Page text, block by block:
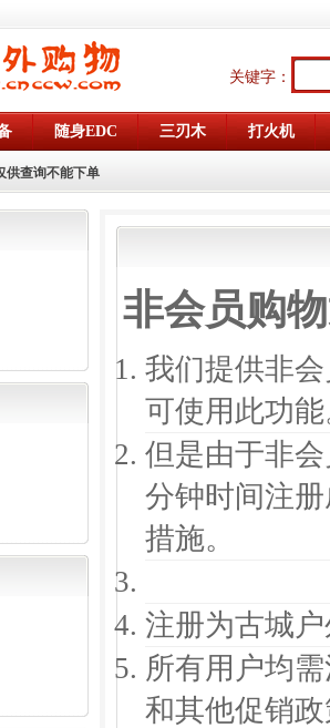
关键字：
随身EDC 三刃木 打火机
供查询不能下单
非会员购
我们提供非
可使用此功
但是由于非
分钟时间注
措施。
注册为古城
所有用户均
和其他促销